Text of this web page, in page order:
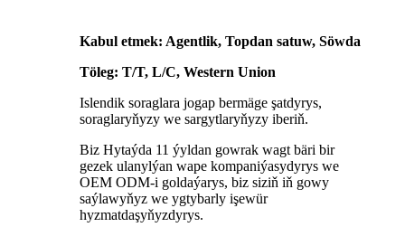
Kabul etmek: Agentlik, Topdan satuw, Söwda
Töleg: T/T, L/C, Western Union
Islendik soraglara jogap bermäge şatdyrys,
soraglaryňyzy we sargytlaryňyzy iberiň.
Biz Hytaýda 11 ýyldan gowrak wagt bäri bir
gezek ulanylýan wape kompaniýasydyrys we
OEM ODM-i goldaýarys, biz siziň iň gowy
saýlawyňyz we ygtybarly işewür
hyzmatdaşyňyzdyrys.